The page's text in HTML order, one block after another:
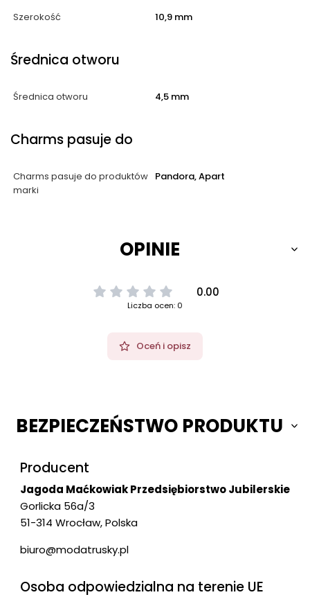
Szerokość
10,9 mm
Średnica otworu
Średnica otworu 4,5 mm
Charms pasuje do
Charms pasuje do produktów
marki
Pandora, Apart
OPINIE
0.00
Liczba ocen: 0
Oceń i opisz
BEZPIECZEŃSTWO PRODUKTU
Producent
Jagoda Maćkowiak Przedsiębiorstwo Jubilerskie
Gorlicka 56a/3
51-314 Wrocław, Polska
biuro@modatrusky.pl
Osoba odpowiedzialna na terenie UE